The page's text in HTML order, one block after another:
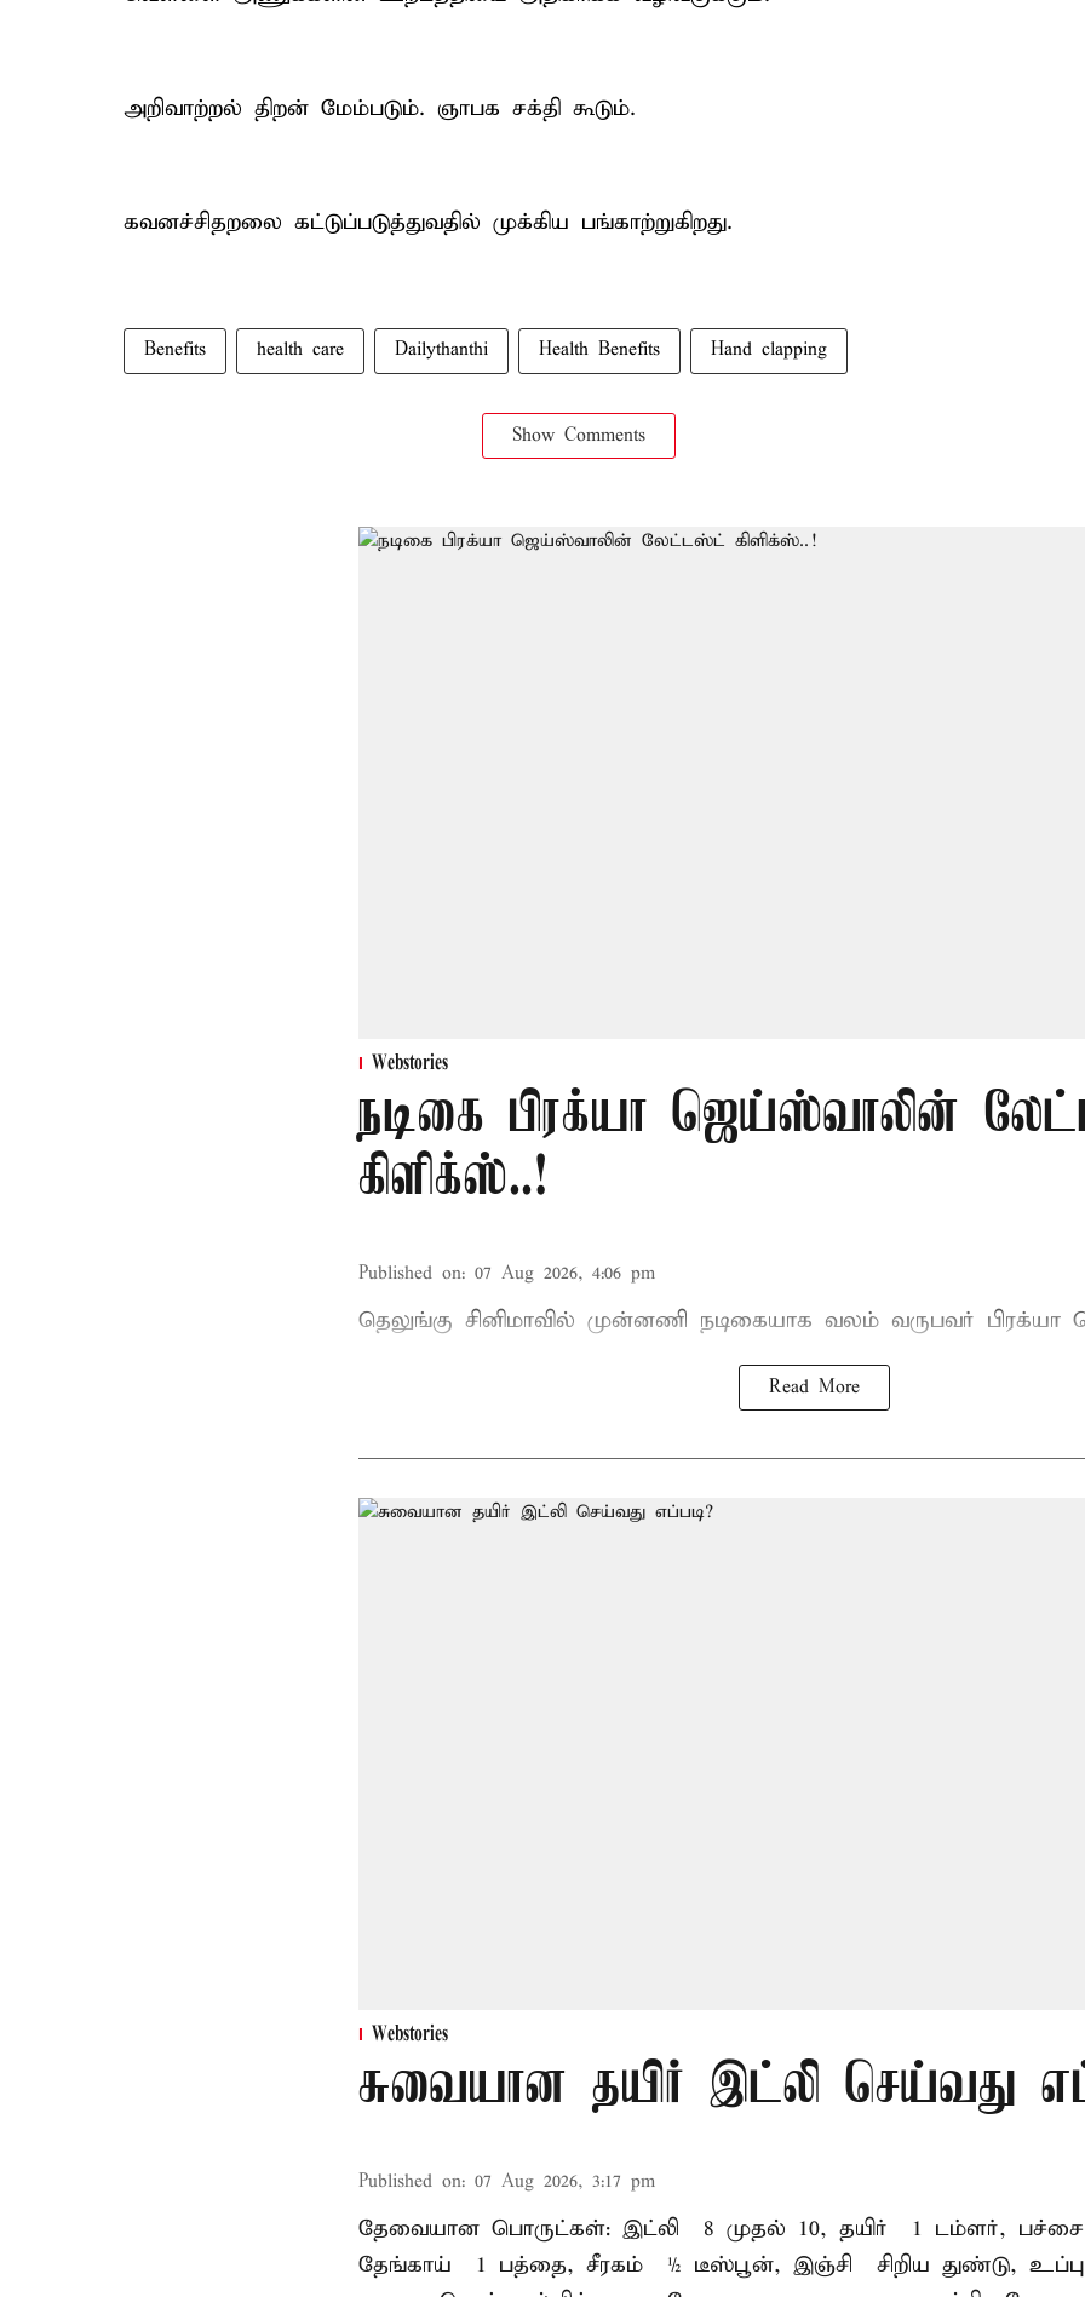
அறிவாற்றல் திறன் மேம்படும். ஞாபக சக்தி கூடும்.
கவனச்சிதறலை கட்டுப்படுத்துவதில் முக்கிய பங்காற்றுகிறது.
Benefits health care Dailythanthi Health Benefits Hand clapping
Show Comments
Webstories
நடிகை பிரக்யா ஜெய்ஸ்வாலின்
கிளிக்ஸ்..!
Published on: 07 Aug 2026, 4:06 pm
தெலுங்கு சினிமாவில் முன்னணி நடிகையாக வலம் வருபவர்
Read More
Webstories
சுவையான தயிர் இட்லி செய்வது
Published on: 07 Aug 2026, 3:17 pm
தேவையான பொருட்கள்: இட்லி – 8 முதல் 10, தயிர் – 1 டம்ளர், பச்சை
தேங்காய் – 1 பத்தை, சீரகம் – ½ டீஸ்பூன், இஞ்சி – சிறிய துண்டு,